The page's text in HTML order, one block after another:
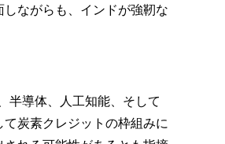
ながらも、インドが強靭な
半導体、人工知能、そして
炭素クレジットの枠組みに